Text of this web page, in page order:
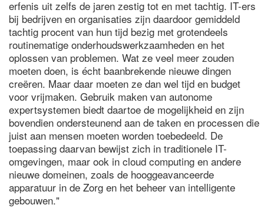
erfenis uit zelfs de jaren zestig tot en met tachtig. IT-ers
bij bedrijven en organisaties zijn daardoor gemiddeld
tachtig procent van hun tijd bezig met grotendeels
routinematige onderhoudswerkzaamheden en het
oplossen van problemen. Wat ze veel meer zouden
moeten doen, is écht baanbrekende nieuwe dingen
creëren. Maar daar moeten ze dan wel tijd en budget
voor vrijmaken. Gebruik maken van autonome
expertsystemen biedt daartoe de mogelijkheid en zijn
bovendien ondersteunend aan de taken en processen die
juist aan mensen moeten worden toebedeeld. De
toepassing daarvan bewijst zich in traditionele IT-
omgevingen, maar ook in cloud computing en andere
nieuwe domeinen, zoals de hooggeavanceerde
apparatuur in de Zorg en het beheer van intelligente
gebouwen."